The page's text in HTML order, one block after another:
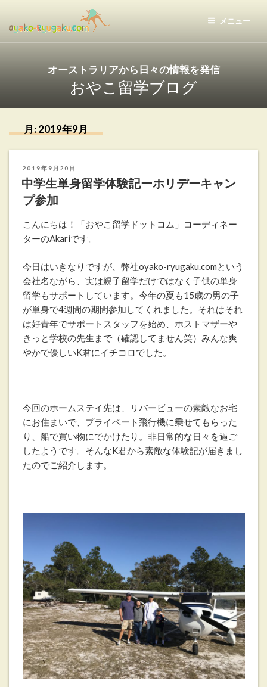
キ
おやこ留学ドットコム
メニュー
オーストラリアから日々の情報を発信
おやこ留学ブログ
月:2019年9月
投
稿
日:
2019年9月20日
中学生単身留学体験記ーホリデーキャン
プ参加
こんにちは！「おやこ留学ドットコム」コーディネー
ターのAkariです。
今日はいきなりですが、弊社oyako-ryugaku.comという
会社名ながら、実は親子留学だけではなく子供の単身
留学もサポートしています。今年の夏も15歳の男の子
が単身で4週間の期間参加してくれました。それはそれ
は好青年でサポートスタッフを始め、ホストマザーや
きっと学校の先生まで（確認してません笑）みんな爽
やかで優しいK君にイチコロでした。
今回のホームステイ先は、リバービューの素敵なお宅
にお住まいで、プライベート飛行機に乗せてもらった
り、船で買い物にでかけたり。非日常的な日々を過ご
したようです。そんなK君から素敵な体験記が届きまし
たのでご紹介します。